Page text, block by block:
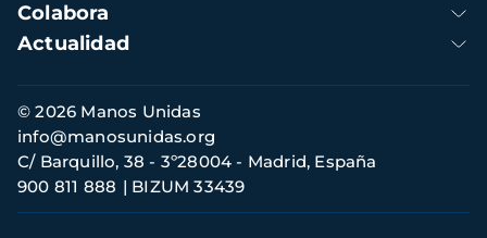
Colabora
Actualidad
Información
de
contacto
© 2026 Manos Unidas
C/ Barquillo, 38 - 3º28004 - Madrid, España
900 811 888
BIZUM 33439
info@manosunidas.org